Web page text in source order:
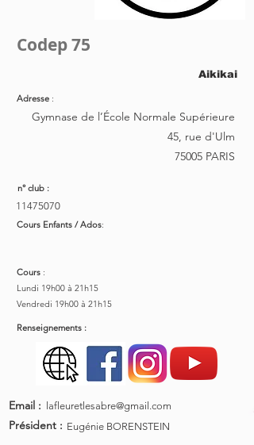
Codep 75
Aikikai
Adresse :
Gymnase de l’École Normale Supérieure
45, rue d'Ulm
75005 PARIS
n° club :
11475070
Cours Enfants / Ados:
Cours :
Lundi 19h00 à 21h15
Vendredi 19h00 à 21h15
Renseignements :
Email : lafleuretlesabre@gmail.com
Président : Eugénie BORENSTEIN